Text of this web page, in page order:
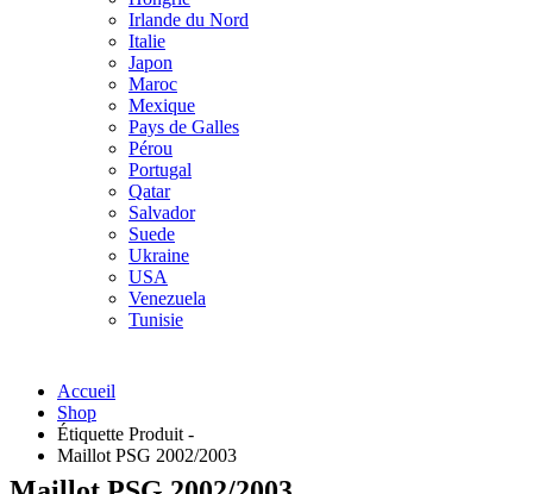
Irlande du Nord
Italie
Japon
Maroc
Mexique
Pays de Galles
Pérou
Portugal
Qatar
Salvador
Suede
Ukraine
USA
Venezuela
Tunisie
Accueil
Shop
Étiquette Produit -
Maillot PSG 2002/2003